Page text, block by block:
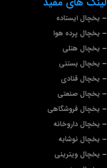
یخچال ایستاده
یخچال پرده هوا
یخچال هتلی
یخچال بستنی
یخچال قنادی
یخچال صنعتی
یخچال فروشگاهی
یخچال داروخانه
یخچال نوشابه
یخچال ویترینی